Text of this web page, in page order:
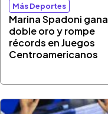
Más Deportes
Marina Spadoni gana
doble oro y rompe
récords en Juegos
Centroamericanos